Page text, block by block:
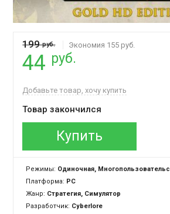
199руб. Экономия 155 руб.
44 руб.
Добавьте товар, хочу купить
Товар закончился
Купить
Режимы: Одиночная, Многопользовательская
Платформа: PC
Жанр: Стратегия, Симулятор
Разработчик: Cyberlore